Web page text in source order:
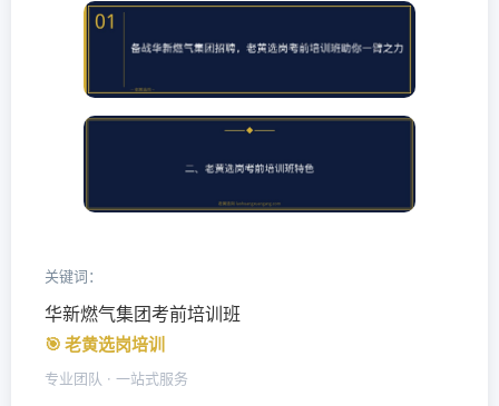
关键词：
华新燃气集团考前培训班
🎯 老黄选岗培训
专业团队 · 一站式服务